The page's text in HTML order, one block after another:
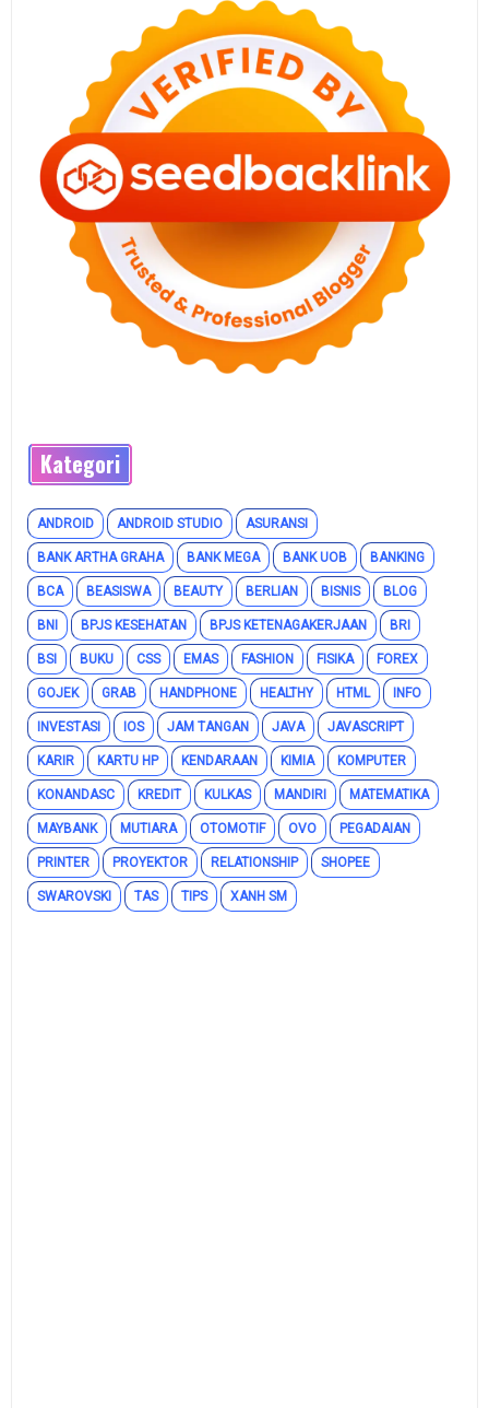
Kategori
ANDROID ANDROID STUDIO ASURANSI
BANK ARTHA GRAHA BANK MEGA BANK UOB BANKING
BCA BEASISWA BEAUTY BERLIAN BISNIS BLOG
BNI BPJS KESEHATAN BPJS KETENAGAKERJAAN BRI
BSI BUKU CSS EMAS FASHION FISIKA FOREX
GOJEK GRAB HANDPHONE HEALTHY HTML INFO
INVESTASI IOS JAM TANGAN JAVA JAVASCRIPT
KARIR KARTU HP KENDARAAN KIMIA KOMPUTER
KONANDASC KREDIT KULKAS MANDIRI MATEMATIKA
MAYBANK MUTIARA OTOMOTIF OVO PEGADAIAN
PRINTER PROYEKTOR RELATIONSHIP SHOPEE
SWAROVSKI TAS TIPS XANH SM